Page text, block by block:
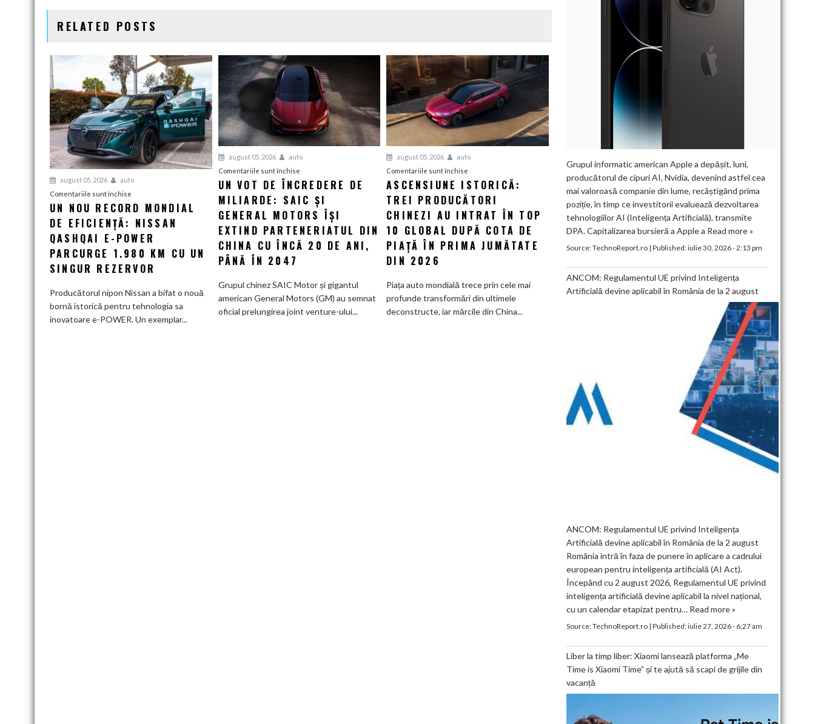
RELATED POSTS
august 05, 2026
auto
Comentariile sunt închise
Un
nou
record
de
eficiență:
UN NOU RECORD MONDIAL
DE EFICIENȚĂ: NISSAN
QASHQAI E-POWER
PARCURGE 1.980 KM CU UN
SINGUR REZERVOR
Producătorul nipon Nissan a bifat o nouă
bornă istorică pentru tehnologia sa
inovatoare e-POWER. Un exemplar...
august 05, 2026
auto
Comentariile sunt închisepentru
Un
vot
de
încredere
de
miliarde:
General
Motors
își
UN VOT DE ÎNCREDERE DE
MILIARDE: SAIC ȘI
GENERAL MOTORS ÎȘI
EXTIND PARTENERIATUL DIN
CHINA CU ÎNCĂ 20 DE ANI,
PÂNĂ ÎN 2047
Grupul chinez SAIC Motor și gigantul
american General Motors (GM) au semnat
oficial prelungirea joint venture-ului...
august 05, 2026
auto
Comentariile sunt închise
Ascensiune
istorică:
Trei
producători
chinezi
au
Top
10
global
ASCENSIUNE ISTORICĂ:
TREI PRODUCĂTORI
CHINEZI AU INTRAT ÎN TOP
10 GLOBAL DUPĂ COTA DE
PIAȚĂ ÎN PRIMA JUMĂTATE
DIN 2026
Piața auto mondială trece prin cele mai
profunde transformări din ultimele
deconstructe, iar mărcile din China...
Grupul informatic american Apple a depășit, luni,
producătorul de cipuri AI, Nvidia, devenind astfel cea
mai valoroasă companie din lume, recâștigând prima
poziție, în timp ce investitorii evaluează dezvoltarea
tehnologiilor AI (Inteligența Artificială), transmite
DPA. Capitalizarea bursieră a Apple a Read more »
Source:TechnoReport.ro| Published:iulie 30, 2026 - 2:13 pm
ANCOM: Regulamentul UE privind Inteligența
Artificială devine aplicabil în România de la 2 august
ANCOM: Regulamentul UE privind Inteligența
Artificială devine aplicabil în România de la 2 august
România intră în faza de punere în aplicare a cadrului
european pentru inteligența artificială (AI Act).
Începând cu 2 august 2026, Regulamentul UE privind
inteligența artificială devine aplicabil la nivel național,
cu un calendar etapizat pentru… Read more »
Source:TechnoReport.ro| Published:iulie 27, 2026 - 6:27 am
Liber la timp liber: Xiaomi lansează platforma „Me
Time is Xiaomi Time” și te ajută să scapi de grijile din
vacanță